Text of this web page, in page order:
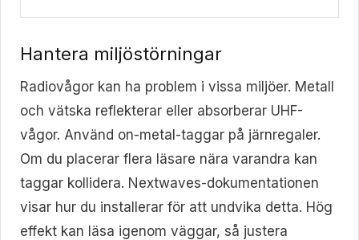
Hantera miljöstörningar
Radiovågor kan ha problem i vissa miljöer. Metall
och vätska reflekterar eller absorberar UHF-
vågor. Använd on-metal-taggar på järnregaler.
Om du placerar flera läsare nära varandra kan
taggar kollidera. Nextwaves-dokumentationen
visar hur du installerar för att undvika detta. Hög
effekt kan läsa igenom väggar, så justera